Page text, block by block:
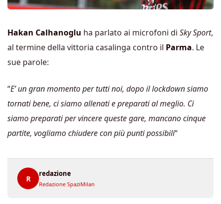
Hakan Calhanoglu ha parlato ai microfoni di Sky Sport,
al termine della vittoria casalinga contro il Parma. Le
sue parole:
“E’ un gran momento per tutti noi, dopo il lockdown siamo
tornati bene, ci siamo allenati e preparati al meglio. Ci
siamo preparati per vincere queste gare, mancano cinque
partite, vogliamo chiudere con più punti possibili“
R
redazione
Redazione SpaziMilan